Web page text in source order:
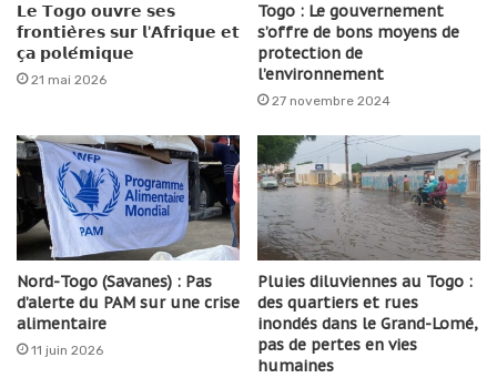
𝗟𝗲 𝗧𝗼𝗴𝗼 𝗼𝘂𝘃𝗿𝗲 𝘀𝗲𝘀
𝗳𝗿𝗼𝗻𝘁𝗶𝗲̀𝗿𝗲𝘀 𝘀𝘂𝗿 𝗹’𝗔𝗳𝗿𝗶𝗾𝘂𝗲 𝗲𝘁
𝗰̧𝗮 𝗽𝗼𝗹𝗲́𝗺𝗶𝗾𝘂𝗲
21 mai 2026
Togo : Le gouvernement
s’offre de bons moyens de
protection de
l’environnement
27 novembre 2024
Nord-Togo (Savanes) : Pas
d’alerte du PAM sur une crise
alimentaire
11 juin 2026
Pluies diluviennes au Togo :
des quartiers et rues
inondés dans le Grand-Lomé,
pas de pertes en vies
humaines